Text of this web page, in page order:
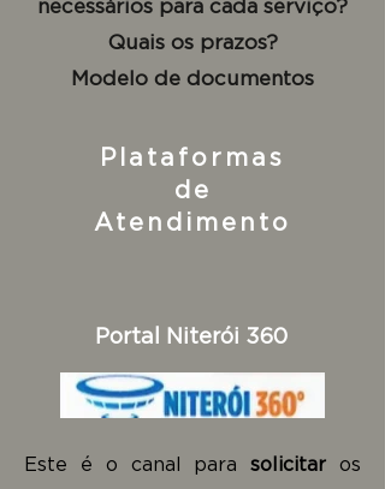
necessários para cada serviço?
Quais os prazos?
Modelo de documentos
Plataformas
de
Atendimento
Portal Niterói 360
Este é o canal parasolicitar os